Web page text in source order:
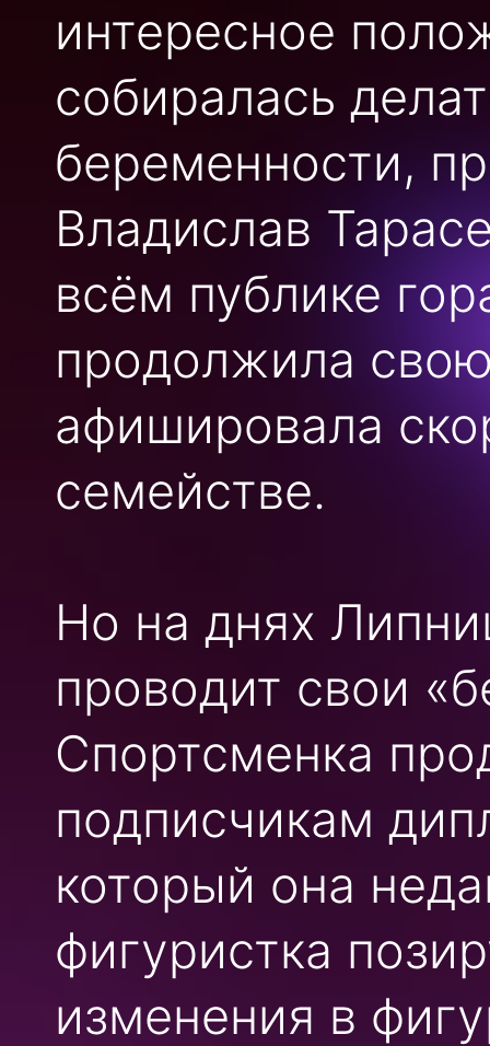
интересное
собиралась
беременности,
Владислав
всём публике
продолжила
афишировала
семействе.
Но на днях
проводит свои
Спортсменка
подписчикам
который она
фигуристка
изменения в